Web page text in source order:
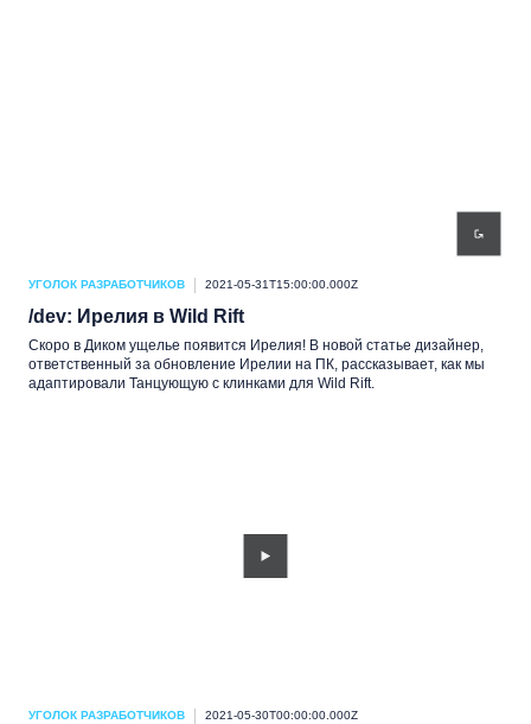
УГОЛОК РАЗРАБОТЧИКОВ 2021-05-31T15:00:00.000Z
/dev: Ирелия в Wild Rift
Скоро в Диком ущелье появится Ирелия! В новой статье дизайнер,
ответственный за обновление Ирелии на ПК, рассказывает, как мы
адаптировали Танцующую с клинками для Wild Rift.
УГОЛОК РАЗРАБОТЧИКОВ 2021-05-30T00:00:00.000Z